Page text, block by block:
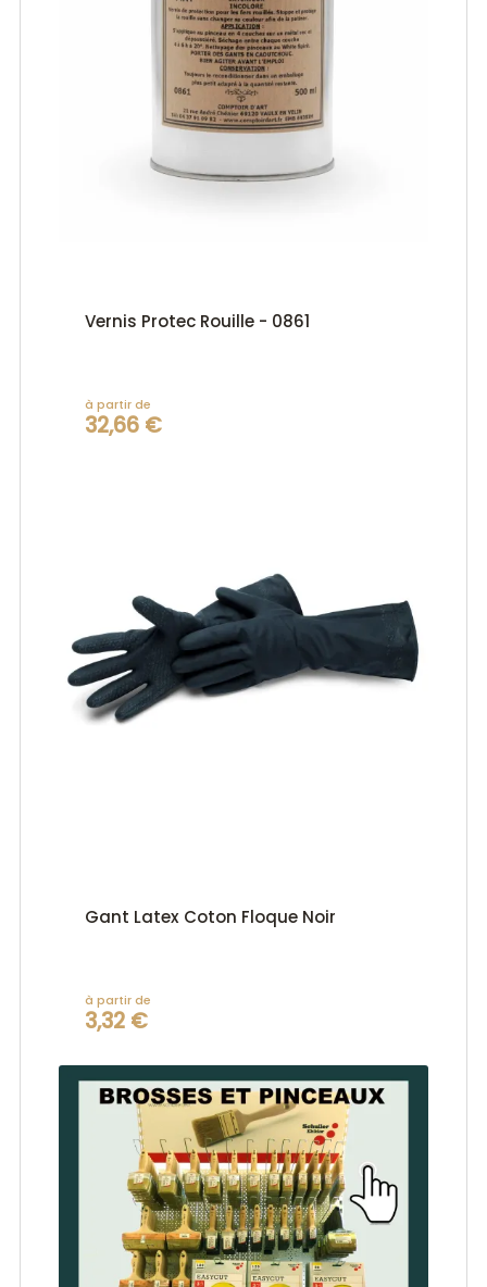
Vernis Protec Rouille - 0861
à partir de
32,66 €
Gant Latex Coton Floque Noir
à partir de
3,32 €